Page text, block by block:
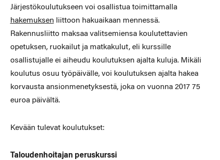
Järjestökoulutukseen voi osallistua toimittamalla
hakemuksen liittoon hakuaikaan mennessä.
Rakennusliitto maksaa valitsemiensa koulutettavien
opetuksen, ruokailut ja matkakulut, eli kurssille
osallistujalle ei aiheudu koulutuksen ajalta kuluja. Mikäli
koulutus osuu työpäivälle, voi koulutuksen ajalta hakea
korvausta ansionmenetyksestä, joka on vuonna 2017 75
euroa päivältä.
Kevään tulevat koulutukset:
Taloudenhoitajan peruskurssi